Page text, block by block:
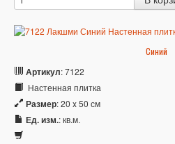
Синий
Артикул: 7122
Настенная плитка
Размер: 20 x 50 см
Ед. изм.: кв.м.